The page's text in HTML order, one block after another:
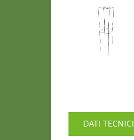
DATI TECNICI